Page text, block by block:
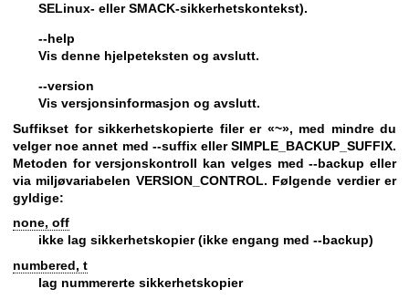
SELinux- eller SMACK-sikkerhetskontekst).
--help
Vis denne hjelpeteksten og avslutt.
--version
Vis versjonsinformasjon og avslutt.
Suffikset for sikkerhetskopierte filer er «~», med mindre du
velger noe annet med --suffixeller SIMPLE_BACKUP_SUFFIX.
Metoden for versjonskontroll kan velges med--backup eller
via miljøvariabelen VERSION_CONTROL. Følgende verdier er
gyldige:
none, off
ikke lag sikkerhetskopier (ikke engang med --backup)
numbered, t
lag nummererte sikkerhetskopier